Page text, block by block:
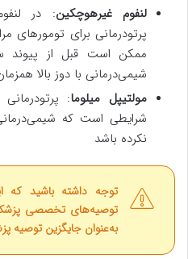
لنفوم غیرهوچکین: در
پرتودرمانی برای تومورهای
ممکن است قبل از پیوند
شیمی‌درمانی با دوز بالا
مولتیپل میلوما:
شرایطی است که
نکرده باشد
توجه داشته باشید که
توصیه‌های تخصصی
به‌عنوان جایگزین توصیه